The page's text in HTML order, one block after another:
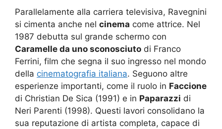
Parallelamente alla carriera televisiva, Ravegnini
si cimenta anche nel cinema come attrice. Nel
1987 debutta sul grande schermo con
Caramelle da uno sconosciuto di Franco
Ferrini, film che segna il suo ingresso nel mondo
della cinematografia italiana. Seguono altre
esperienze importanti, come il ruolo in Faccione
di Christian De Sica (1991) e in Paparazzi di
Neri Parenti (1998). Questi lavori consolidano la
sua reputazione di artista completa, capace di